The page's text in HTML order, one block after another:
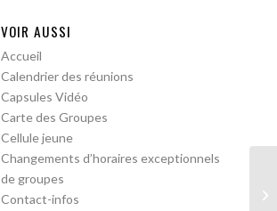
VOIR AUSSI
Accueil
Calendrier des réunions
Capsules Vidéo
Carte des Groupes
Cellule jeune
Changements d’horaires exceptionnels
de groupes
Contact-infos